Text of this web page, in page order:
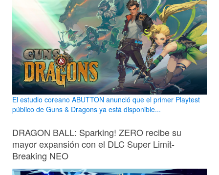
El estudio coreano ABUTTON anunció que el primer Playtest
público de Guns & Dragons ya está disponible...
DRAGON BALL: Sparking! ZERO recibe su
mayor expansión con el DLC Super Limit-
Breaking NEO